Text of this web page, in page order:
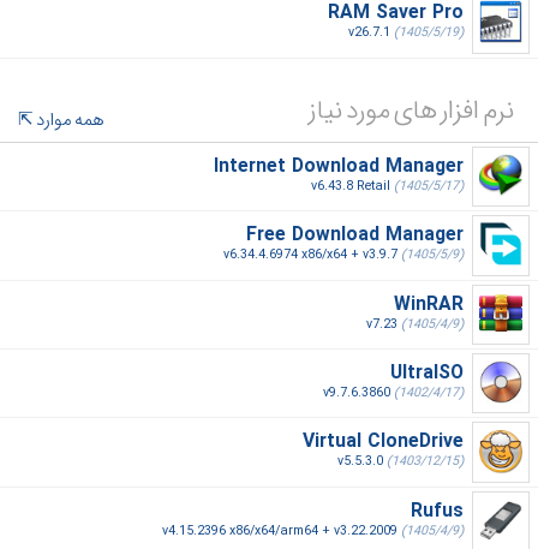
RAM Saver Pro
v26.7.1 (1405/5/19)
نرم افزار های مورد نیاز
همه موارد
Internet Download Manager
v6.43.8 Retail (1405/5/17)
Free Download Manager
v6.34.4.6974 x86/x64 + v3.9.7 (1405/5/9)
WinRAR
v7.23 (1405/4/9)
UltraISO
v9.7.6.3860 (1402/4/17)
Virtual CloneDrive
v5.5.3.0 (1403/12/15)
Rufus
v4.15.2396 x86/x64/arm64 + v3.22.2009 (1405/4/9)